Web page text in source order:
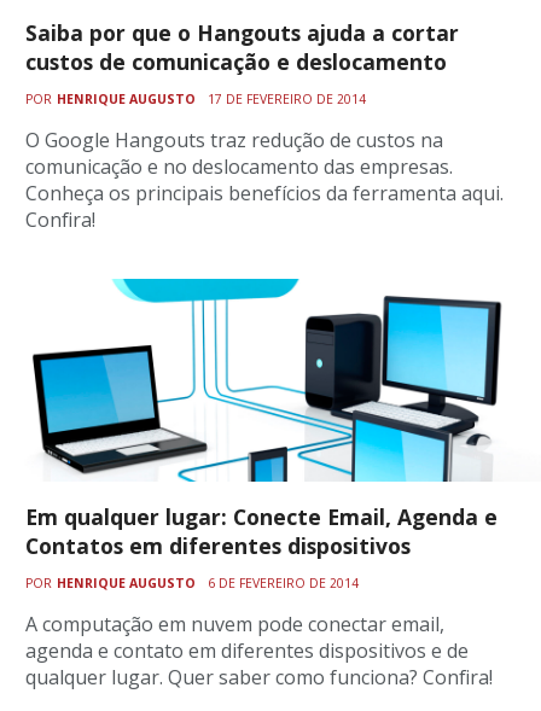
Saiba por que o Hangouts ajuda a cortar
custos de comunicação e deslocamento
POR HENRIQUE AUGUSTO 17 DE FEVEREIRO DE 2014
O Google Hangouts traz redução de custos na
comunicação e no deslocamento das empresas.
Conheça os principais benefícios da ferramenta aqui.
Confira!
Em qualquer lugar: Conecte Email, Agenda e
Contatos em diferentes dispositivos
POR HENRIQUE AUGUSTO 6 DE FEVEREIRO DE 2014
A computação em nuvem pode conectar email,
agenda e contato em diferentes dispositivos e de
qualquer lugar. Quer saber como funciona? Confira!